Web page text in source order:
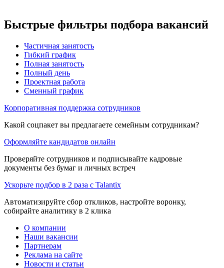
Быстрые фильтры подбора вакансий
Частичная занятость
Гибкий график
Полная занятость
Полный день
Проектная работа
Сменный график
Корпоративная поддержка сотрудников
Какой соцпакет вы предлагаете семейным сотрудникам?
Оформляйте кандидатов онлайн
Проверяйте сотрудников и подписывайте кадровые
документы без бумаг и личных встреч
Ускорьте подбор в 2 раза с Talantix
Автоматизируйте сбор откликов, настройте воронку,
собирайте аналитику в 2 клика
О компании
Наши вакансии
Партнерам
Реклама на сайте
Новости и статьи